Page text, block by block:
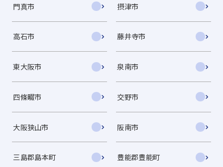
門真市 摂津市
高石市 藤井寺市
東大阪市 泉南市
四條畷市 交野市
大阪狭山市 阪南市
三島郡島本町 豊能郡豊能町